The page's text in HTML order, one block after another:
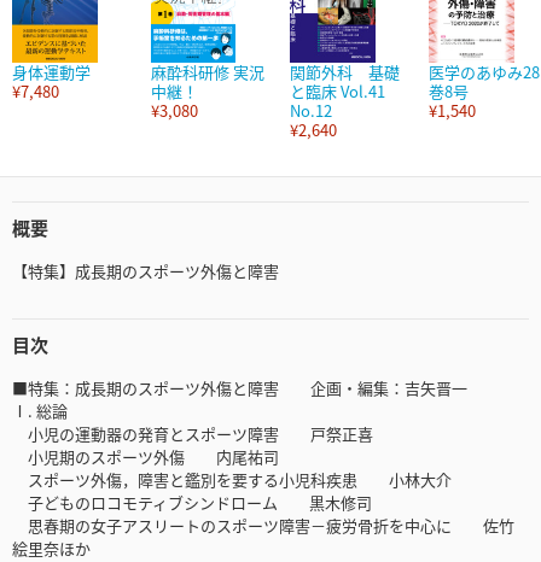
身体運動学
¥7,480
麻酔科研修 実況
中継！
¥3,080
関節外科 基礎
と臨床 Vol.41
No.12
¥2,640
医学のあゆみ
巻8号
¥1,540
概要
【特集】成長期のスポーツ外傷と障害
目次
■特集：成長期のスポーツ外傷と障害 企画・編集：吉矢晋一
Ⅰ. 総論
小児の運動器の発育とスポーツ障害 戸祭正喜
小児期のスポーツ外傷 内尾祐司
スポーツ外傷，障害と鑑別を要する小児科疾患 小林大介
子どものロコモティブシンドローム 黒木修司
思春期の女子アスリートのスポーツ障害－疲労骨折を中心に 佐竹
絵里奈ほか